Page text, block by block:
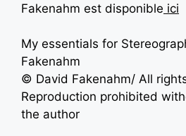
Fakenahm est disponible ici
My essentials for
Fakenahm
© David Fakenahm/ All
Reproduction prohibited
the author